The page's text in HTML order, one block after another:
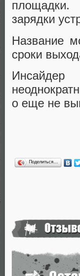
площадки.
зарядки
Название
сроки
о еще не
Поделиться…